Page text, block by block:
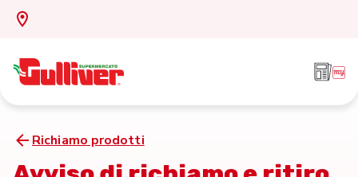
Richiamo prodotti